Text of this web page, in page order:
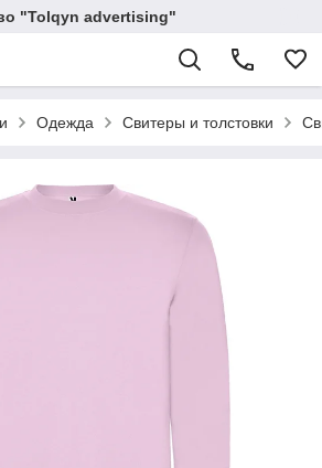
"Tolqyn advertising"
Одежда Свитеры и толстовки